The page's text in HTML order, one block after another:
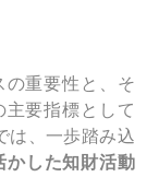
重要性と、そ
要指標として
は、一歩踏み込
した知財活動